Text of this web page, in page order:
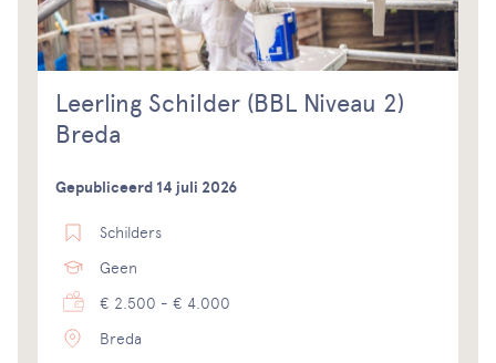
Leerling Schilder (BBL Niveau 2)
Breda
Gepubliceerd 14 juli 2026
Schilders
Geen
€ 2.500 - € 4.000
Breda